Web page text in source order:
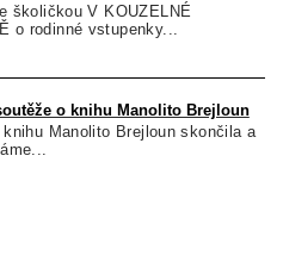
školičkou V KOUZELNÉ
o rodinné vstupenky...
o knihu Manolito Brejloun
Manolito Brejloun skončila a